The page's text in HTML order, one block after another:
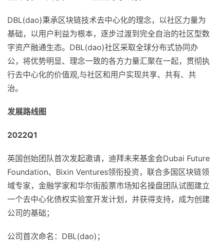
DBL(dao)秉承区块链技术去中心化的理念，以社区力量为
基础，以用户利益为根本，逐步过渡到完全自治的社区型数
字资产融通生态。DBL(dao)社区采取全球分布式协同办
公，将优势明显、理念一致的各方力量汇聚在一起，贯彻执
行去中心化的价值观,与社区和用户实现共享、共有、共
治。
发展路线图
2022Q1
英国创始团队首次发起邀请，迪拜未来基金会Dubai Future
Foundation、Bixin Ventures领衔投资，联合多国区块链领
域专家，金融学家和华尔街股票市场知名操盘团队试图建立
一个去中心化债权实验室开发计划，并获得支持，成为创建
公司的基础；
公司首次命名：DBL(dao)；